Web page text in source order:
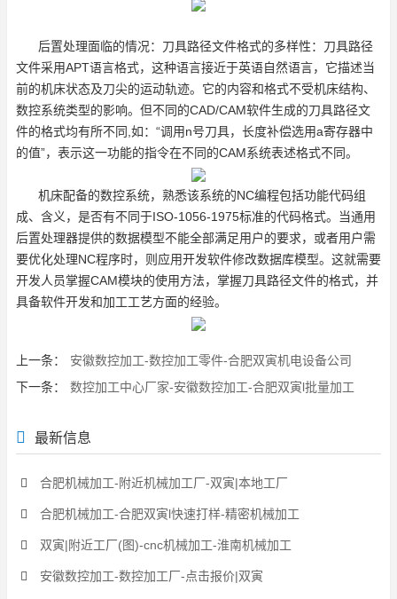
后置处理面临的情况：刀具路径文件格式的多样性：刀具路径
文件采用APT语言格式，这种语言接近于英语自然语言，它描述当
前的机床状态及刀尖的运动轨迹。它的内容和格式不受机床结构、
数控系统类型的影响。但不同的CAD/CAM软件生成的刀具路径文
件的格式均有所不同,如：“调用n号刀具，长度补偿选用a寄存器中
的值”，表示这一功能的指令在不同的CAM系统表述格式不同。
机床配备的数控系统，熟悉该系统的NC编程包括功能代码组
成、含义，是否有不同于ISO-1056-1975标准的代码格式。当通用
后置处理器提供的数据模型不能全部满足用户的要求，或者用户需
要优化处理NC程序时，则应用开发软件修改数据库模型。这就需要
开发人员掌握CAM模块的使用方法，掌握刀具路径文件的格式，并
具备软件开发和加工工艺方面的经验。
上一条：
安徽数控加工-数控加工零件-合肥双寅机电设备公司
下一条：
数控加工中心厂家-安徽数控加工-合肥双寅l批量加工
最新信息
合肥机械加工-附近机械加工厂-双寅|本地工厂
合肥机械加工-合肥双寅l快速打样-精密机械加工
双寅|附近工厂(图)-cnc机械加工-淮南机械加工
安徽数控加工-数控加工厂-点击报价|双寅